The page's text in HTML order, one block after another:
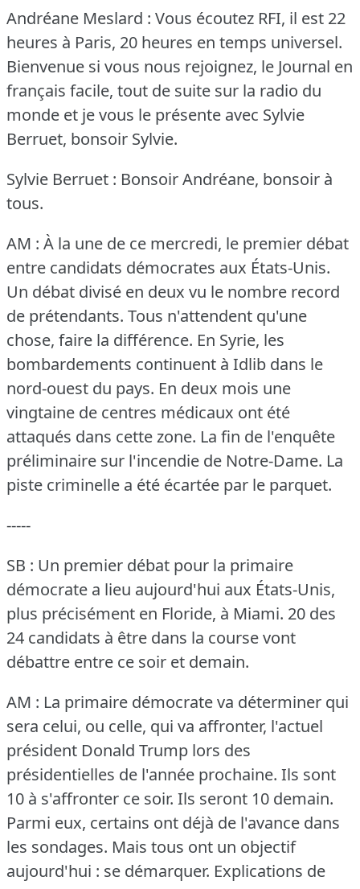
Andréane Meslard : Vous écoutez RFI, il est 22
heures à Paris, 20 heures en temps universel.
Bienvenue si vous nous rejoignez, le Journal en
français facile, tout de suite sur la radio du
monde et je vous le présente avec Sylvie
Berruet, bonsoir Sylvie.
Sylvie Berruet : Bonsoir Andréane, bonsoir à
tous.
AM : À la une de ce mercredi, le premier débat
entre candidats démocrates aux États-Unis.
Un débat divisé en deux vu le nombre record
de prétendants. Tous n'attendent qu'une
chose, faire la différence. En Syrie, les
bombardements continuent à Idlib dans le
nord-ouest du pays. En deux mois une
vingtaine de centres médicaux ont été
attaqués dans cette zone. La fin de l'enquête
préliminaire sur l'incendie de Notre-Dame. La
piste criminelle a été écartée par le parquet.
-----
SB : Un premier débat pour la primaire
démocrate a lieu aujourd'hui aux États-Unis,
plus précisément en Floride, à Miami. 20 des
24 candidats à être dans la course vont
débattre entre ce soir et demain.
AM : La primaire démocrate va déterminer qui
sera celui, ou celle, qui va affronter, l'actuel
président Donald Trump lors des
présidentielles de l'année prochaine. Ils sont
10 à s'affronter ce soir. Ils seront 10 demain.
Parmi eux, certains ont déjà de l'avance dans
les sondages. Mais tous ont un objectif
aujourd'hui : se démarquer. Explications de